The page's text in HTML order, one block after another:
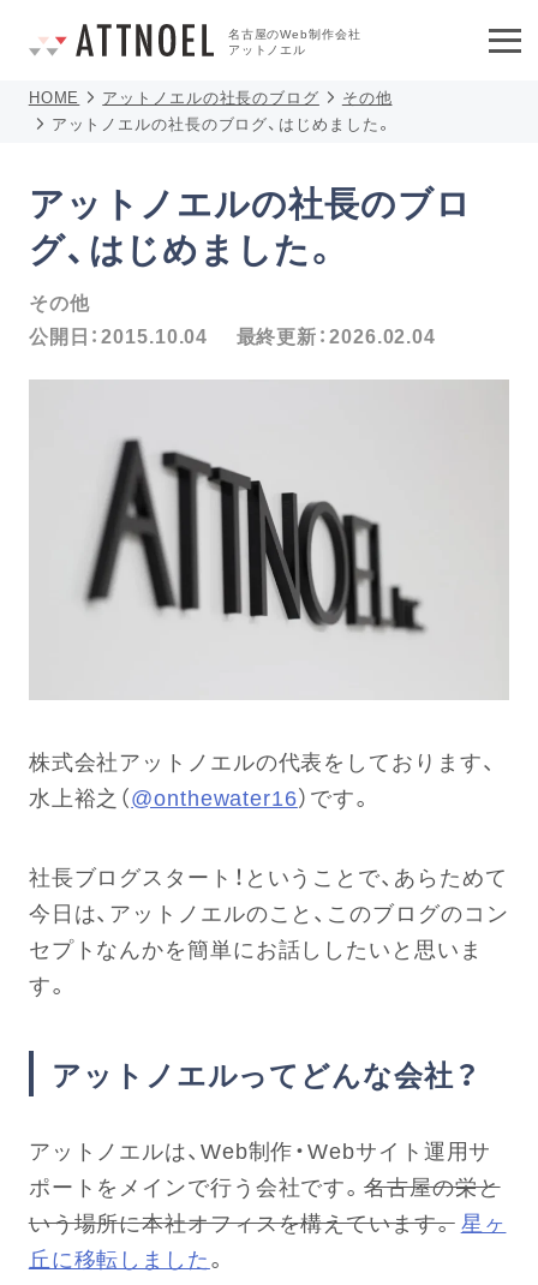
名古屋のWeb制作会社
アットノエル
HOME アットノエルの社長のブログ
その他
アットノエルの社長のブログ、はじめました。
アットノエルの社長のブロ
グ、はじめました。
その他
公開日：2015.10.04 最終更新：2026.02.04
株式会社アットノエルの代表をしております、
水上裕之（@onthewater16）です。
社長ブログスタート！ということで、あらためて
今日は、アットノエルのこと、このブログのコン
セプトなんかを簡単にお話ししたいと思いま
す。
アットノエルってどんな会社？
アットノエルは、Web制作・Webサイト運用サ
ポートをメインで行う会社です。名古屋の栄と
いう場所に本社オフィスを構えています。星ヶ
丘に移転しました。